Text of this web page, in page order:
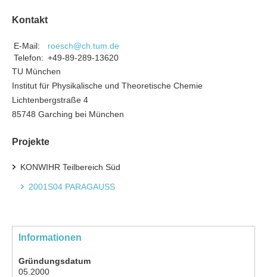
Kontakt
E-Mail:
roesch@ch.tum.de
Telefon: +49-89-289-13620
TU München
Institut für Physikalische und Theoretische Chemie
Lichtenbergstraße 4
85748 Garching bei München
Projekte
KONWIHR Teilbereich Süd
2001S04 PARAGAUSS
Informationen
Gründungsdatum
05.2000